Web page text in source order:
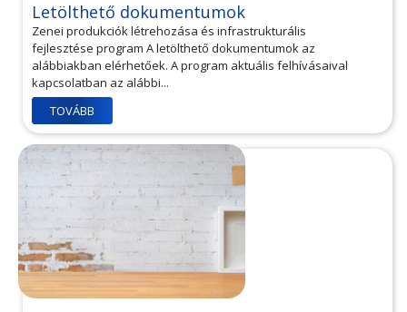
Letölthető dokumentumok
Zenei produkciók létrehozása és infrastrukturális
fejlesztése program A letölthető dokumentumok az
alábbiakban elérhetőek. A program aktuális felhívásaival
kapcsolatban az alábbi...
TOVÁBB